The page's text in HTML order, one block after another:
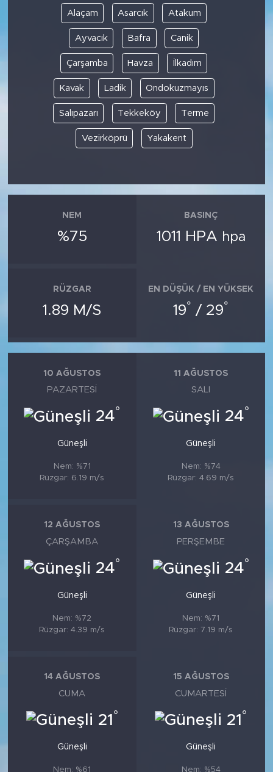
Alaçam Asarcık Atakum
Ayvacık Bafra Canik
Çarşamba Havza İlkadım
Kavak Ladik Ondokuzmayıs
Salıpazarı Tekkeköy Terme
Vezirköprü Yakakent
NEM
%75
BASINÇ
1011 HPA hpa
RÜZGAR
1.89 M/S
EN DÜŞÜK / EN YÜKSEK
19° / 29°
10 AĞUSTOS
PAZARTESI
24°
Güneşli
Nem: %71
Rüzgar: 6.19 m/s
11 AĞUSTOS
SALI
24°
Güneşli
Nem: %74
Rüzgar: 4.69 m/s
12 AĞUSTOS
ÇARŞAMBA
24°
Güneşli
Nem: %72
Rüzgar: 4.39 m/s
13 AĞUSTOS
PERŞEMBE
24°
Güneşli
Nem: %71
Rüzgar: 7.19 m/s
14 AĞUSTOS
CUMA
21 °
Güneşli
Nem: %61
15 AĞUSTOS
CUMARTESI
21 °
Güneşli
Nem: %54